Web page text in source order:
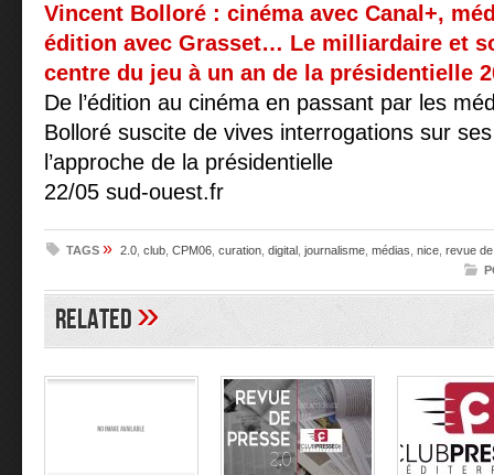
Vincent Bolloré : cinéma avec Canal+,
édition avec Grasset… Le milliardaire et
centre du jeu à un an de la présidentielle
De l’édition au cinéma en passant par les
Bolloré suscite de vives interrogations sur
l’approche de la présidentielle
22/05 sud-ouest.fr
TAGS » 2.0 club CPM06 curation digital journalisme médias nice revue
Related»